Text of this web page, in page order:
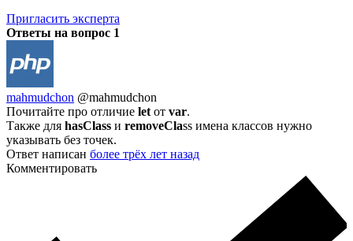
Пригласить эксперта
Ответы на вопрос 1
mahmudchon @mahmudchon
Почитайте про отличие let от var.
Также для hasClass и removeClass имена классов нужно
указывать без точек.
Ответ написан более трёх лет назад
Комментировать